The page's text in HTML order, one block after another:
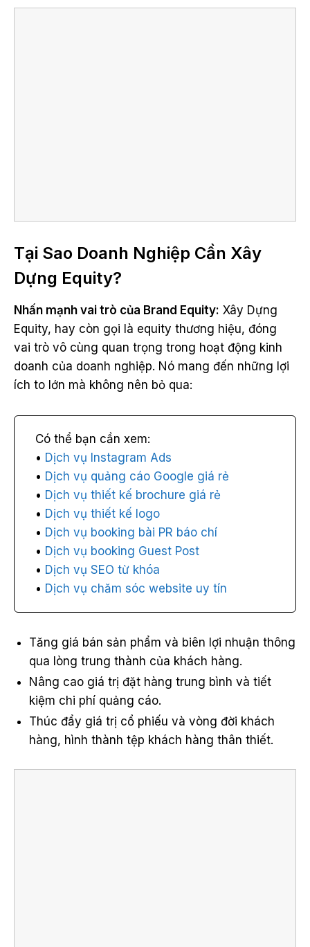
Tại Sao Doanh Nghiệp Cần Xây
Dựng Equity?
Nhấn mạnh vai trò của Brand Equity: Xây Dựng
Equity, hay còn gọi là equity thương hiệu, đóng
vai trò vô cùng quan trọng trong hoạt động kinh
doanh của doanh nghiệp. Nó mang đến những lợi
ích to lớn mà không nên bỏ qua:
Dịch vụ Instagram Ads
Dịch vụ quảng cáo Google giá rẻ
Dịch vụ thiết kế brochure giá rẻ
Dịch vụ thiết kế logo
Dịch vụ booking bài PR báo chí
Dịch vụ booking Guest Post
Dịch vụ SEO từ khóa
Dịch vụ chăm sóc website uy tín
Tăng giá bán sản phẩm và biên lợi nhuận thông
qua lòng trung thành của khách hàng.
Nâng cao giá trị đặt hàng trung bình và tiết
kiệm chi phí quảng cáo.
Thúc đẩy giá trị cổ phiếu và vòng đời khách
hàng, hình thành tệp khách hàng thân thiết.